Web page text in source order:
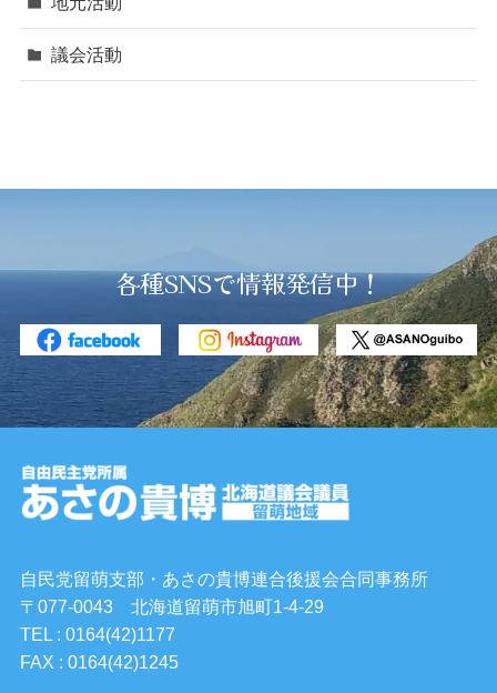
議会活動
各種SNSで情報発信中！
自民党留萌支部・あさの貴博連合後援会合同事務所
〒077-0043 北海道留萌市旭町1-4-29
TEL : 0164(42)1177
FAX : 0164(42)1245